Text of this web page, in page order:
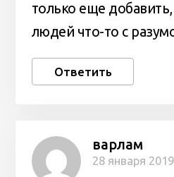
только еще добавить,
людей что-то с
Ответить
варлам
28 января